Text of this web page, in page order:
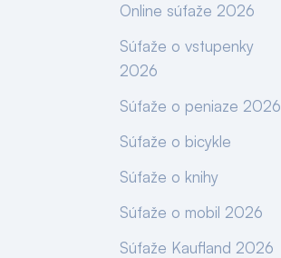
Online súťaže 2026
Súťaže o vstupenky
2026
Súťaže o peniaze 2026
Súťaže o bicykle
Súťaže o knihy
Súťaže o mobil 2026
Súťaže Kaufland 2026